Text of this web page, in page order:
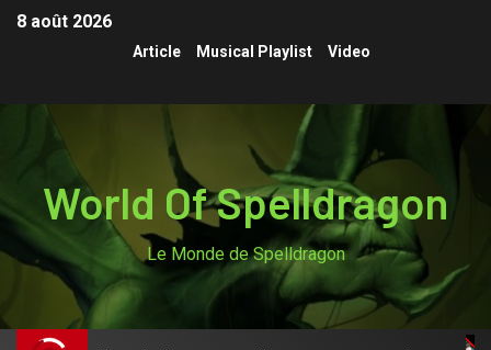
8 août 2026
Article Musical Playlist Video
World Of Spelldragon
Le Monde de Spelldragon